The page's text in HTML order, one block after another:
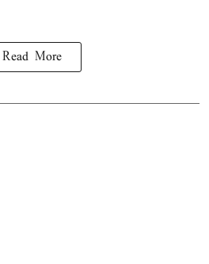
Read More